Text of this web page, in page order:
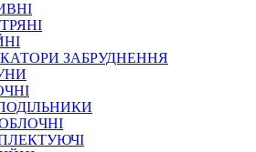
ПАЯЛЬНІ ЛАМПИ
ЕЛЕКТРИКА
ЗВАРЮВАННЯ, АКСЕСУАРИ
ЗАБРУДНЕННЯ